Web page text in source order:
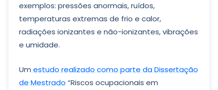
exemplos: pressões anormais, ruídos,
temperaturas extremas de frio e calor,
radiações ionizantes e não-ionizantes, vibrações
e umidade.
Um estudo realizado como parte da Dissertação
de Mestrado “Riscos ocupacionais em